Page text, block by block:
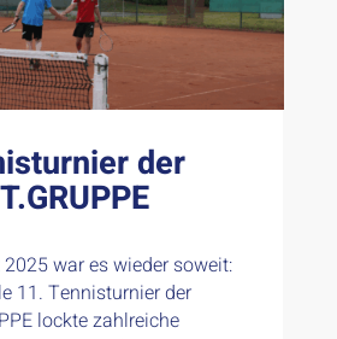
der
war es wieder soweit:
11. Tennisturnier der
lockte zahlreiche